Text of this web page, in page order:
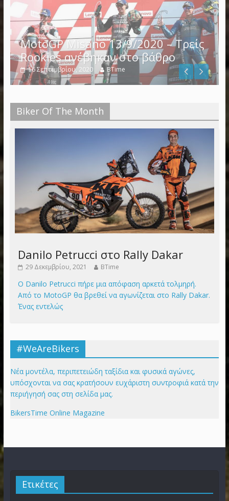
Biker Of The Month
Danilo Petrucci στο Rally Dakar
29 Δεκεμβρίου, 2021 BTime
Ο Danilo Petrucci πήρε μια απόφαση αρκετά τολμηρή.
Από το MotoGP θα βρεθεί να αγωνίζεται στο Rally Dakar.
Ένας εντελώς
#WeAreBikers
Νέα μοντέλα, περιπετειώδη ταξίδια και φυσικά αγώνες,
υπόσχονται να σας κρατήσουν ευχάριστη συντροφιά κατά την
περιήγησή σας στη σελίδα μας.
BikersTime Online Magazine
Ετικέτες